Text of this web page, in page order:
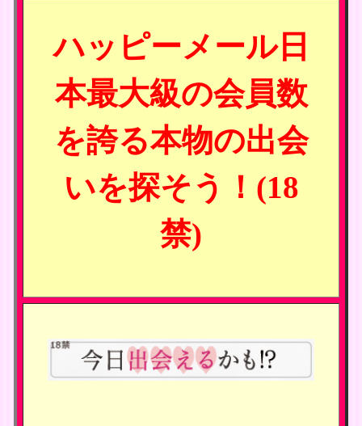
ハッピーメール日
本最大級の会員数
を誇る本物の出会
いを探そう！(18
禁)